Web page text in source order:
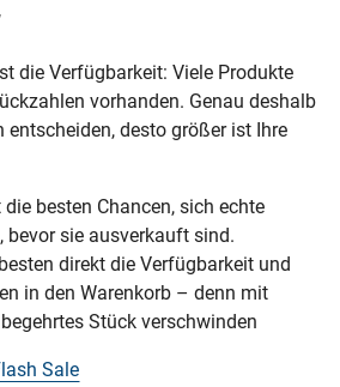
die Verfügbarkeit: Viele Produkte
vorhanden. Genau deshalb
desto größer ist Ihre
besten Chancen, sich echte
bevor sie ausverkauft sind.
direkt die Verfügbarkeit und
in den Warenkorb – denn mit
Stück verschwinden
Sale